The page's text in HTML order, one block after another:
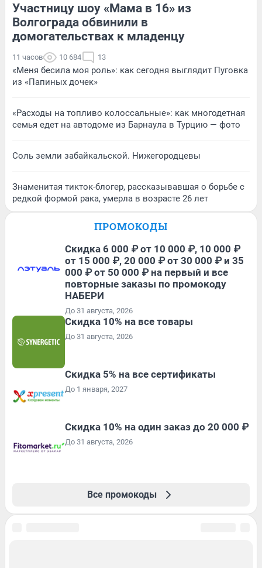
Участницу шоу «Мама в 16» из
Волгограда обвинили в
домогательствах к младенцу
11 часов 10 684 13
«Меня бесила моя роль»: как сегодня выглядит Пуговка
из «Папиных дочек»
«Расходы на топливо колоссальные»: как многодетная
семья едет на автодоме из Барнаула в Турцию — фото
Соль земли забайкальской. Нижегородцевы
Знаменитая тикток-блогер, рассказывавшая о борьбе с
редкой формой рака, умерла в возрасте 26 лет
ПРОМОКОДЫ
Скидка 6 000 ₽ от 10 000 ₽, 10 000 ₽
от 15 000 ₽, 20 000 ₽ от 30 000 ₽ и 35
000 ₽ от 50 000 ₽ на первый и все
повторные заказы по промокоду
НАБЕРИ
До 31 августа, 2026
Скидка 10% на все товары
До 31 августа, 2026
Скидка 5% на все сертификаты
До 1 января, 2027
Скидка 10% на один заказ до 20 000 ₽
До 31 августа, 2026
Все промокоды